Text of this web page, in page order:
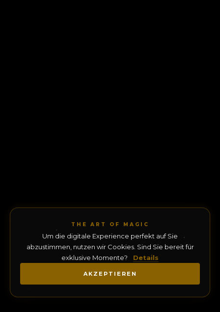
THE ART OF MAGIC
Um die digitale Experience perfekt auf Sie
abzustimmen, nutzen wir Cookies. Sind Sie bereit für
exklusive Momente?
Details
AKZEPTIEREN